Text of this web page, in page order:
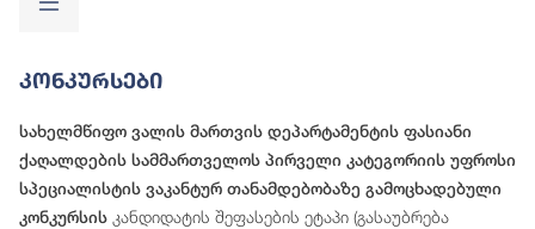
Კონკურსები
სახელმწიფო ვალის მართვის დეპარტამენტის ფასიანი
ქაღალდების სამმართველოს პირველი კატეგორიის უფროსი
სპეციალისტის ვაკანტურ თანამდებობაზე გამოცხადებული
კონკურსის კანდიდატის შეფასების ეტაპი (გასაუბრება